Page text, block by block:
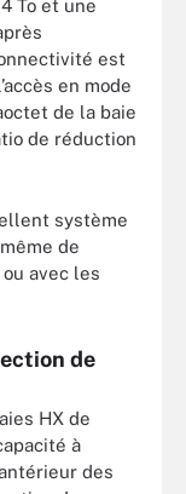
To et une
est
en mode
de la baie
de réduction
système
de
avec les
de
HX de
à
des